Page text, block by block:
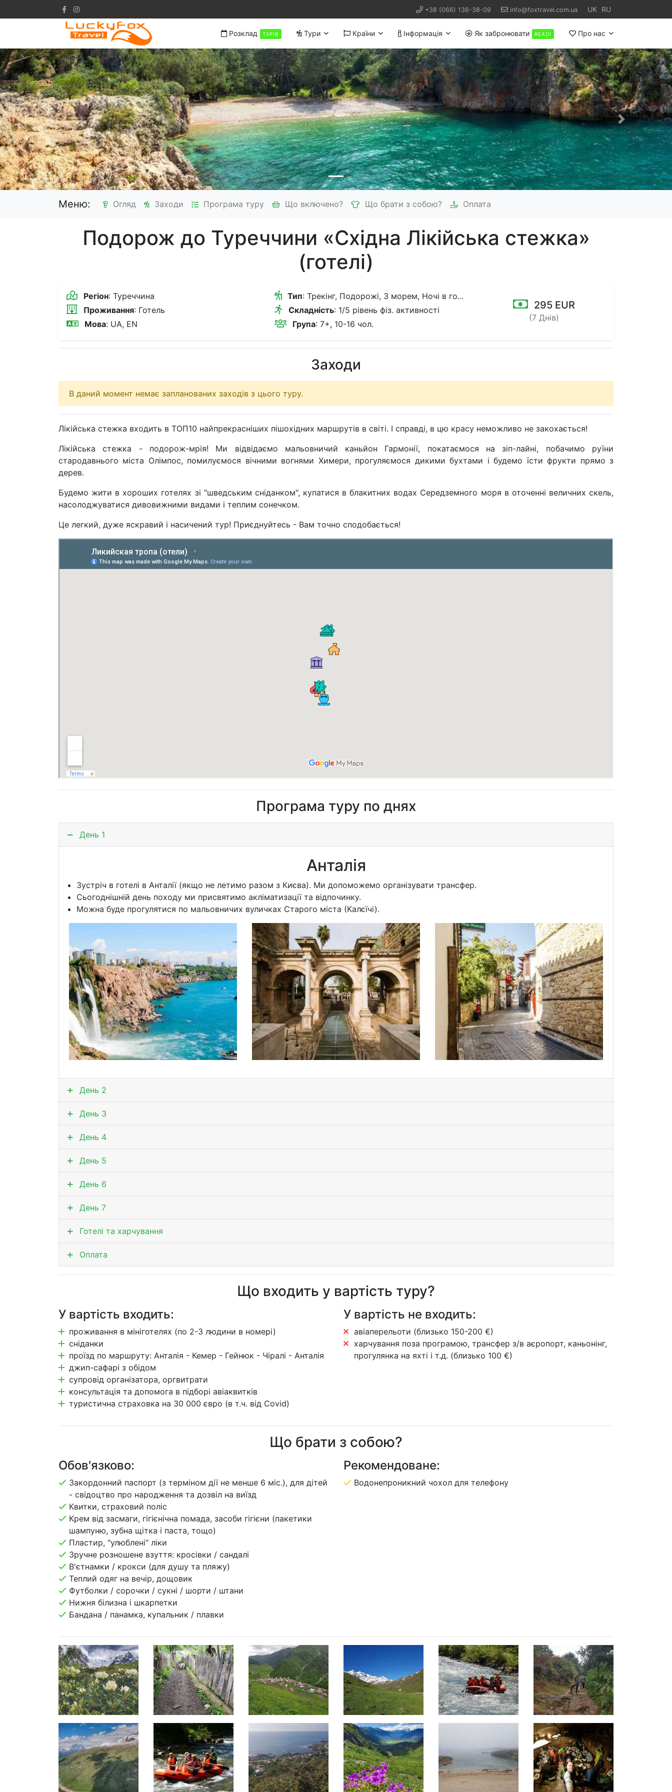
+38 (066) 136-38-09 info@foxtravel.com.ua UK RU
Розклад ТУРІВ Тури Країни Інформація Як забронювати READ! Про нас
Попередній Наступний
Меню: Огляд Заходи Програма туру Що включено? Що брати з собою? Оплата
Подорож до Туреччини «Східна Лікійська стежка»
(готелі)
Регіон: Туреччина Тип: Трекінг, Подорожі, З морем, Ночі в готелях, З дітьми, Корпоративні
Проживання: Готель Складність: 1/5 рівень фіз. активності
Мова: UA, EN Група: 7+, 10-16 чол.
295 EUR
(7 Днів)
Заходи
В даний момент немає запланованих заходів з цього туру.
Лікійська стежка входить в ТОП10 найпрекрасніших пішохідних маршрутів в світі. І справді, в цю красу неможливо не закохається!
Лікійська стежка - подорож-мрія! Ми відвідаємо мальовничий каньйон Гармонії, покатаємося на зіп-лайні, побачимо руїни
стародавнього міста Олімпос, помилуємося вічними вогнями Химери, прогуляємося дикими бухтами і будемо їсти фрукти прямо з
дерев.
Будемо жити в хороших готелях зі "шведським сніданком", купатися в блакитних водах Середземного моря в оточенні величних скель,
насолоджуватися дивовижними видами і теплим сонечком.
Це легкий, дуже яскравий і насичений тур! Приєднуйтесь - Вам точно сподобається!
Програма туру по днях
День 1
Анталія
Зустріч в готелі в Анталії (якщо не летимо разом з Києва). Ми допоможемо організувати трансфер.
Сьогоднішній день походу ми присвятимо акліматизації та відпочинку.
Можна буде прогулятися по мальовничих вуличках Старого міста (Калєїчі).
День 2
День 3
День 4
День 5
День 6
День 7
Готелі та харчування
Оплата
Що входить у вартість туру?
У вартість входить:
проживання в мініготелях (по 2-3 людини в номері)
сніданки
проїзд по маршруту: Анталія - Кемер - Гейнюк - Чіралі - Анталія
джип-сафарі з обідом
супровід організатора, оргвитрати
консультація та допомога в підборі авіаквитків
туристична страховка на 30 000 євро (в т.ч. від Covid)
У вартість не входить:
авіаперельоти (близько 150-200 €)
харчування поза програмою, трансфер з/в аєропорт, каньонінг,
прогулянка на яхті і т.д. (близько 100 €)
Що брати з собою?
Обов'язково:
Закордонний паспорт (з терміном дії не менше 6 міс.), для дітей
- свідоцтво про народження та дозвіл на виїзд
Квитки, страховий поліс
Крем від засмаги, гігієнічна помада, засоби гігієни (пакетики
шампуню, зубна щітка і паста, тощо)
Пластир, "улюблені" ліки
Зручне розношене взуття: кросівки / сандалі
В'єтнамки / крокси (для душу та пляжу)
Теплий одяг на вечір, дощовик
Футболки / сорочки / сукні / шорти / штани
Нижня білизна і шкарпетки
Бандана / панамка, купальник / плавки
Рекомендоване:
Водонепроникний чохол для телефону